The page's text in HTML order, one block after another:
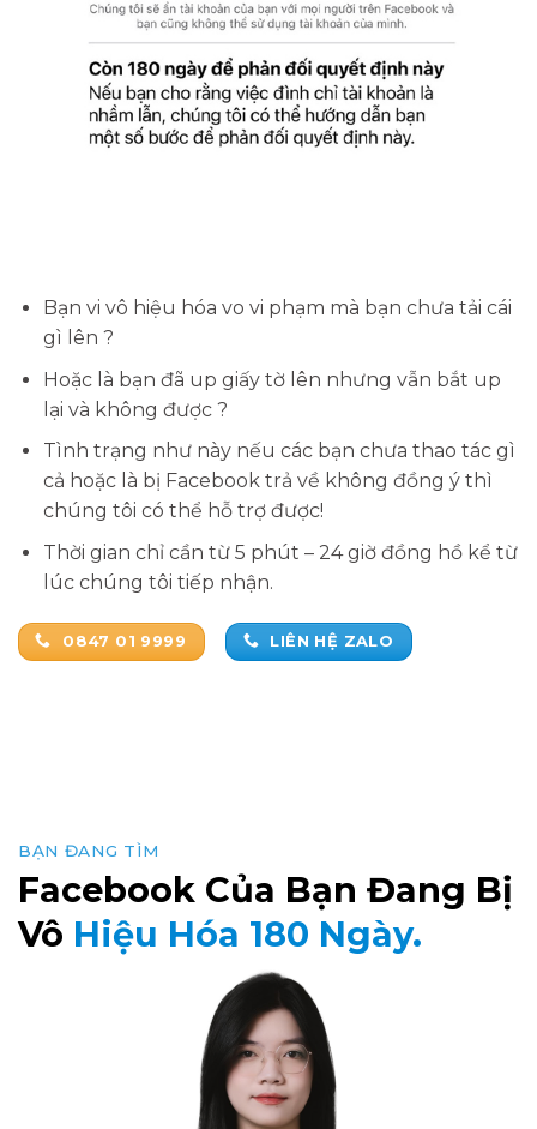
Bạn vi vô hiệu hóa vo vi phạm mà bạn chưa tải cái
gì lên ?
Hoặc là bạn đã up giấy tờ lên nhưng vẫn bắt up
lại và không được ?
Tình trạng như này nếu các bạn chưa thao tác gì
cả hoặc là bị Facebook trả về không đồng ý thì
chúng tôi có thể hỗ trợ được!
Thời gian chỉ cần từ 5 phút – 24 giờ đồng hồ kể từ
lúc chúng tôi tiếp nhận.
0847 01 9999 LIÊN HỆ ZALO
BẠN ĐANG TÌM
Facebook Của Bạn Đang Bị
Vô Hiệu Hóa 180 Ngày.